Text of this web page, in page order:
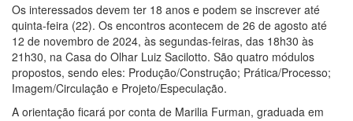
Os interessados devem ter 18 anos e podem se inscrever até
quinta-feira (22). Os encontros acontecem de 26 de agosto até
12 de novembro de 2024, às segundas-feiras, das 18h30 às
21h30, na Casa do Olhar Luiz Sacilotto. São quatro módulos
propostos, sendo eles: Produção/Construção; Prática/Processo;
Imagem/Circulação e Projeto/Especulação.
A orientação ficará por conta de Marilia Furman, graduada em